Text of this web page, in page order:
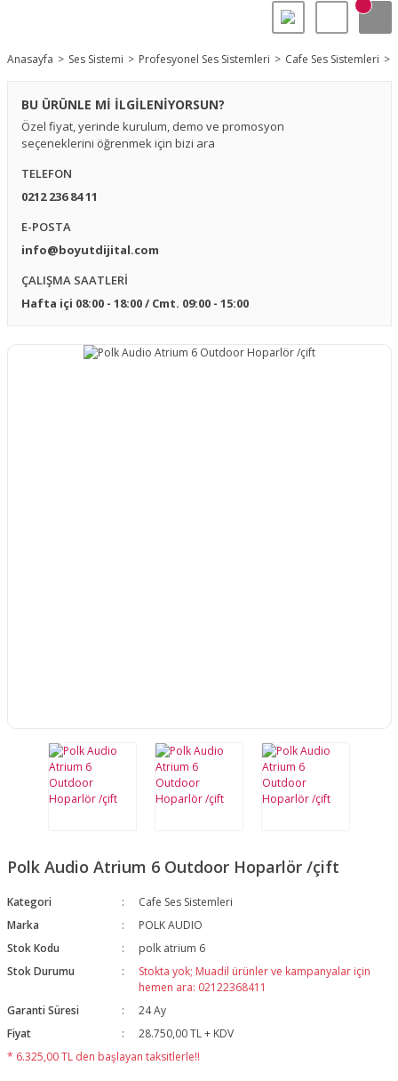
Anasayfa Ses Sistemi Profesyonel Ses Sistemleri Cafe Ses Sistemleri
BU ÜRÜNLE Mİ İLGİLENİYORSUN?
Özel fiyat, yerinde kurulum, demo ve promosyon
seçeneklerini öğrenmek için bizi ara
TELEFON
0212 236 84 11
E-POSTA
info@boyutdijital.com
ÇALIŞMA SAATLERİ
Hafta içi 08:00 - 18:00 / Cmt. 09:00 - 15:00
Polk Audio Atrium 6 Outdoor Hoparlör /çift
Kategori
Cafe Ses Sistemleri
Marka
POLK AUDIO
Stok Kodu
polk atrium 6
Stok Durumu
Stokta yok; Muadil ürünler ve kampanyalar için
hemen ara: 02122368411
Garanti Süresi
24 Ay
Fiyat
28.750,00 TL + KDV
* 6.325,00 TL den başlayan taksitlerle!!